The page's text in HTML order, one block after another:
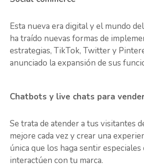
Esta nueva era digital y el mundo
ha traído nuevas formas de
estrategias, TikTok, Twitter y
anunciado la expansión de sus
Chatbots y live chats para
Se trata de atender a tus visitantes
mejore cada vez y crear una
única que los haga sentir especiales
interactúen con tu marca.